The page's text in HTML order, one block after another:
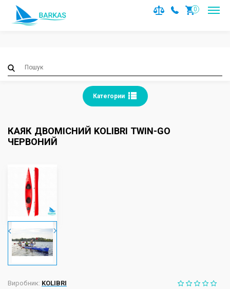
Notice
: Trying to access array offset on value of type null in
/var/www/barkas/data/www/barkas.com.ua/catalog/
on line36
0
Категории
КАЯК ДВОМІСНИЙ KOLIBRI TWIN-GO
ЧЕРВОНИЙ
Виробник: KOLIBRI